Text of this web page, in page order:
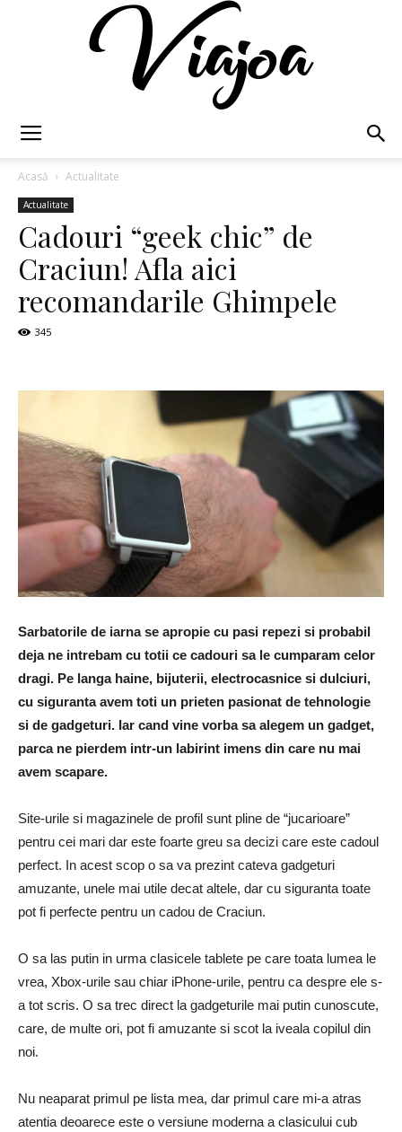
Acasă Actualitate
Actualitate
Cadouri “geek chic” de
Craciun! Afla aici
recomandarile Ghimpele
345
Sarbatorile de iarna se apropie cu pasi repezi si probabil
deja ne intrebam cu totii ce cadouri sa le cumparam celor
dragi. Pe langa haine, bijuterii, electrocasnice si dulciuri,
cu siguranta avem toti un prieten pasionat de tehnologie
si de gadgeturi. Iar cand vine vorba sa alegem un gadget,
parca ne pierdem intr-un labirint imens din care nu mai
avem scapare.
Site-urile si magazinele de profil sunt pline de “jucarioare”
pentru cei mari dar este foarte greu sa decizi care este cadoul
perfect. In acest scop o sa va prezint cateva gadgeturi
amuzante, unele mai utile decat altele, dar cu siguranta toate
pot fi perfecte pentru un cadou de Craciun.
O sa las putin in urma clasicele tablete pe care toata lumea le
vrea, Xbox-urile sau chiar iPhone-urile, pentru ca despre ele s-
a tot scris. O sa trec direct la gadgeturile mai putin cunoscute,
care, de multe ori, pot fi amuzante si scot la iveala copilul din
noi.
Nu neaparat primul pe lista mea, dar primul care mi-a atras
atentia deoarece este o versiune moderna a clasicului cub